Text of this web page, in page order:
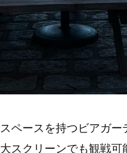
ペースを持つビアガ
スクリーンでも観戦